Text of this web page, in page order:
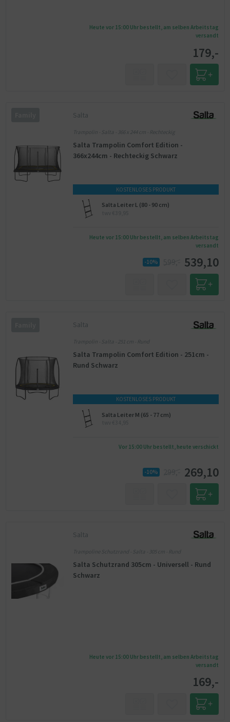
Heute vor 15:00 Uhr bestellt, am selben Arbeitstag
versandt
179,-
Salta
Trampolin - Salta - 366 x 244 cm - Rechteckig
Salta Trampolin Comfort Edition -
366x244cm - Rechteckig Schwarz
KOSTENLOSES PRODUKT
Salta Leiter L (80 - 90 cm)
Heute vor 15:00 Uhr bestellt, am selben Arbeitstag
versandt
-10% 539,10
Salta
Trampolin - Salta - 251 cm - Rund
Salta Trampolin Comfort Edition - 251cm -
Rund Schwarz
KOSTENLOSES PRODUKT
Salta Leiter M (65 - 77 cm)
Vor 15:00 Uhr bestellt, heute verschickt
-10% 269,10
Salta
Trampoline Schutzrand - Salta - 305 cm - Rund
Salta Schutzrand 305cm - Universell - Rund
Schwarz
Heute vor 15:00 Uhr bestellt, am selben Arbeitstag
versandt
169,-